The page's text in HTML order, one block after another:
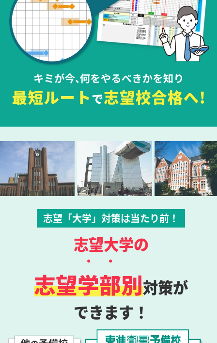
志望「大学」対策は当たり前！
志望大学の
志望学部
・・
別対策が
できます！